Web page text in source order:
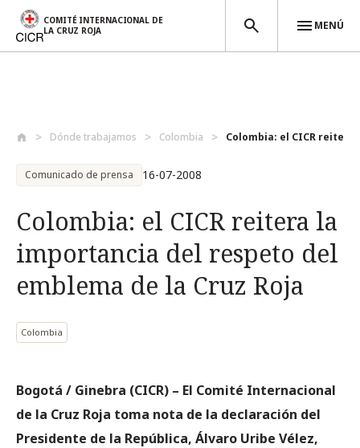
COMITÉ INTERNACIONAL DE
LA CRUZ ROJA
MENÚ
Dónde trabajamos Colombia Colombia: el CICR
Comunicado de prensa 16-07-2008
Colombia: el CICR reitera la
importancia del respeto del
emblema de la Cruz Roja
Colombia
Bogotá / Ginebra (CICR) – El Comité Internacional
de la Cruz Roja toma nota de la declaración del
Presidente de la República, Álvaro Uribe Vélez,